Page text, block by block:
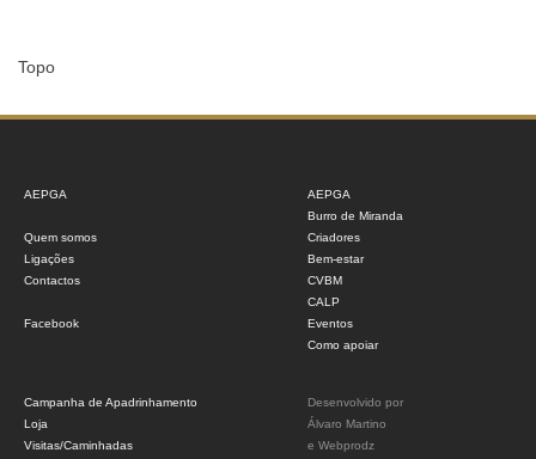
Topo
AEPGA
Quem somos
Ligações
Contactos
Facebook
AEPGA
Burro de Miranda
Criadores
Bem-estar
CVBM
CALP
Eventos
Como apoiar
Campanha de Apadrinhamento
Loja
Visitas/Caminhadas
Desenvolvido por
Álvaro Martino
e Webprodz